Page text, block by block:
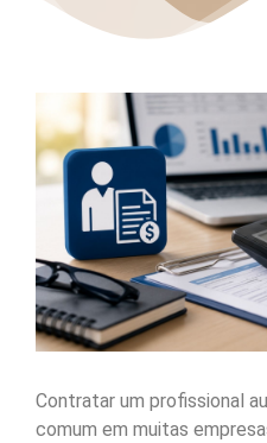
Contratar um profissional
comum em muitas